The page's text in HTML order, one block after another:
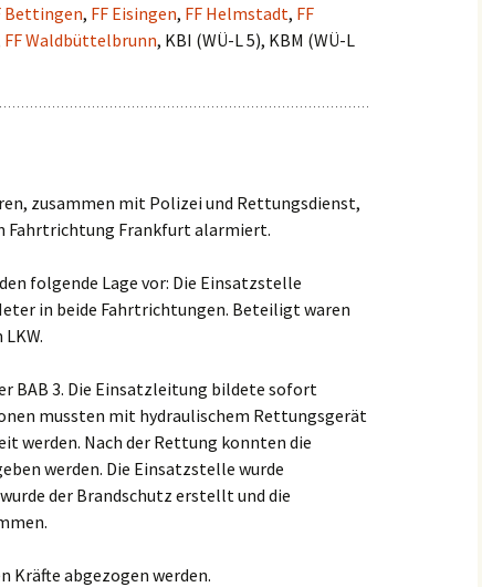
Einsätze 2018
Bettingen, FF Eisingen, FF Helmstadt, FF
FF Waldbüttelbrunn, KBI (WÜ-L 5), KBM (WÜ-L
zusammen mit Polizei und Rettungsdienst,
Fahrtrichtung Frankfurt alarmiert.
folgende Lage vor: Die Einsatzstelle
in beide Fahrtrichtungen. Beteiligt waren
BAB 3. Die Einsatzleitung bildete sofort
mussten mit hydraulischem Rettungsgerät
werden. Nach der Rettung konnten die
werden. Die Einsatzstelle wurde
der Brandschutz erstellt und die
Kräfte abgezogen werden.